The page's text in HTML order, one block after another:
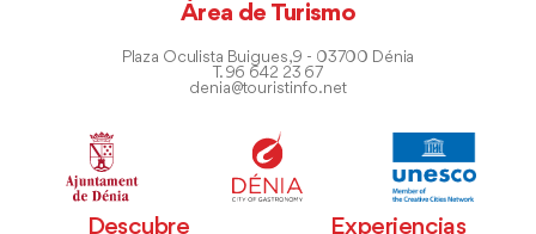
Área de Turismo
Plaza Oculista Buigues, 9 - 03700 Dénia
T. 96 642 23 67
denia@touristinfo.net
Descubre Experiencias